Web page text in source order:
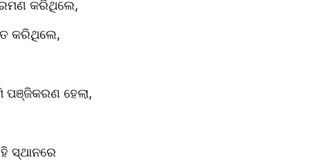
କରିଥିଲେ,
କରିଥିଲେ,
ପଞ୍ଜିକରଣ ହେଲା,
ସ୍ଥାନରେ